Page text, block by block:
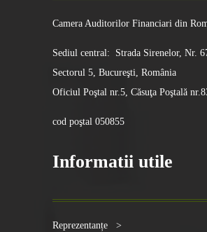
Camera Auditorilor Financiari din
Sediul central: Strada Sirenelor, Nr.
Sectorul 5, Bucureşti, România
Oficiul Poştal nr.5, Căsuţa Poştală
cod poştal 050855
Informatii utile
Reprezentanțe >